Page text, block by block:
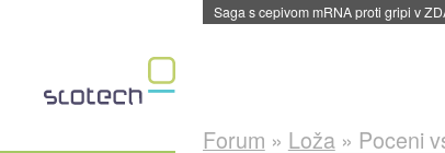
Saga s cepivom mRNA proti gripi v
Forum » Loža» Poceni